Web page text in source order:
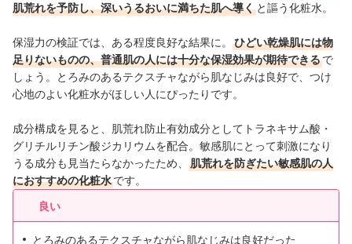
肌荒れを予防し、深いうるおいに満ちた肌へ導く と謳う化粧水。
保湿力の検証では、ある程度良好な結果に。
ひどい乾燥肌には物
足りないものの、普通肌の人には十分な保湿効果が期待できるで
しょう。とろみのあるテクスチャながら肌なじみは良好で、つけ
心地のよい化粧水がほしい人にぴったりです。
成分構成を見ると、肌荒れ防止有効成分としてトラネキサム酸・
グリチルリチン酸ジカリウムを配合。敏感肌にとって刺激になり
うる成分も見当たらなかったため、
肌荒れを防ぎたい敏感肌の人
におすすめの化粧水です。
良い
とろみのあるテクスチャながら肌なじみは良好だった